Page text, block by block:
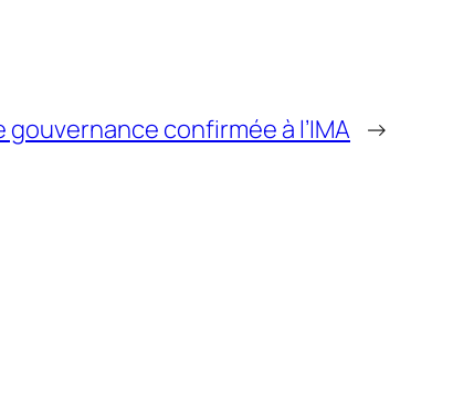
gouvernance confirmée à l’IMA →